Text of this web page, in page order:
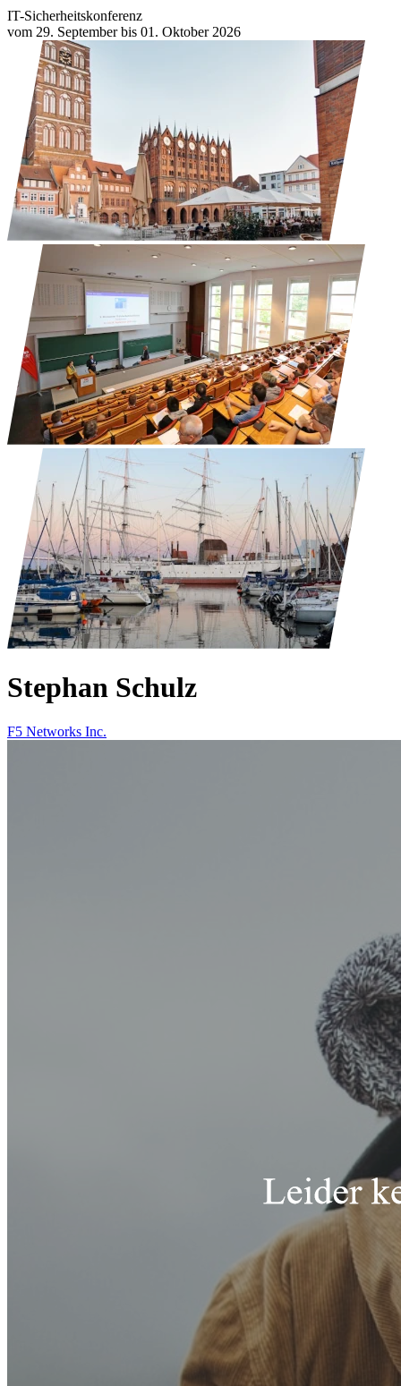
IT-Sicherheitskonferenz
vom 29. September bis 01. Oktober 2026
Stephan Schulz
F5 Networks Inc.